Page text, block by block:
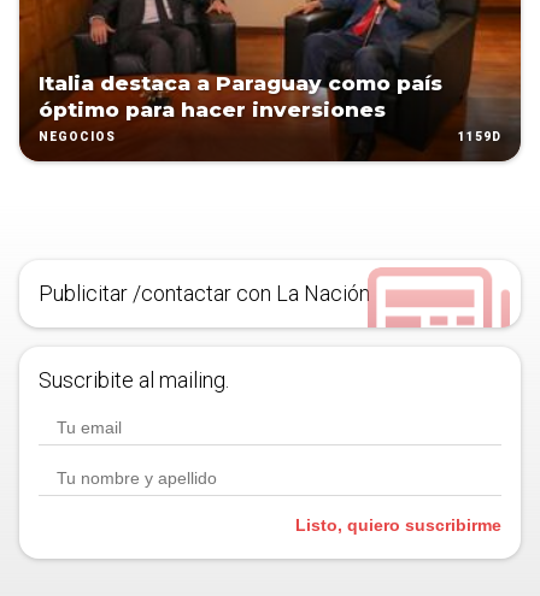
Italia destaca a Paraguay como país
óptimo para hacer inversiones
NEGOCIOS 1159D
Publicitar /contactar con La Nación
Suscribite al mailing.
Listo, quiero suscribirme